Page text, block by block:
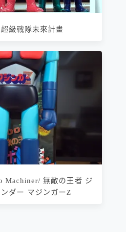
級戰隊未來計畫
Machiner/ 無敵の王者 ジ
ダー マジンガーZ